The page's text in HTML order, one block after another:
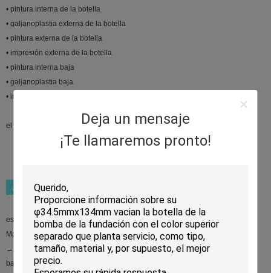
Deja un mensaje
¡Te llamaremos pronto!
• pintura interna de la botella
• galjanoplastia externa de la botella
• pintura externa de la botella
• impresión externa de la botella
• pintura interna baja
• galjanoplastia baja
• impresión baja
el → cualquier parte cualquier color para la inyección está disponible
estructura doble del tarro de la pared del → para el uso claro
Material externo del ABS del → para el peso ligero
→ conveniente para los multi-usos líquidos
base de acrílico del → para la indicación líquida del color